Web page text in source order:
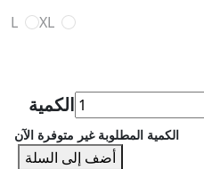
L XL
الكمية
الكمية المطلوبة غير متوفرة الآن
أضف إلى السلة